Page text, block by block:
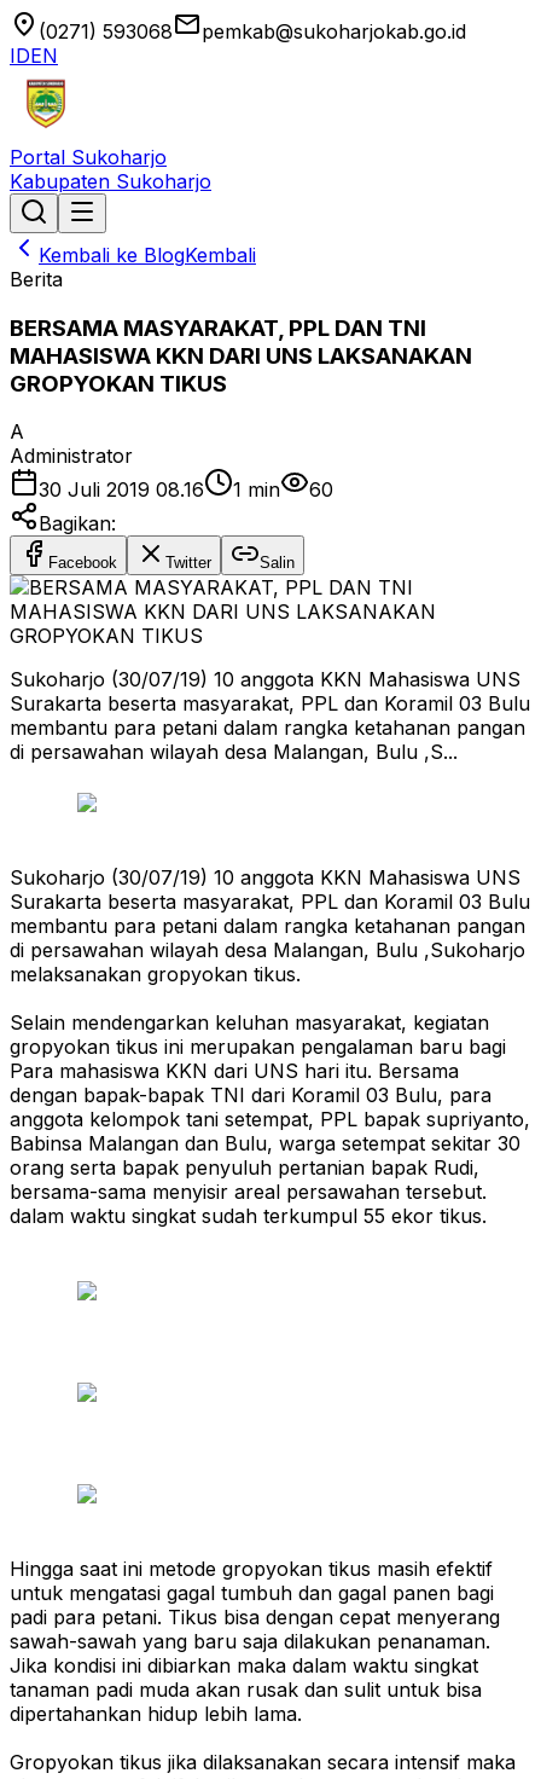
location_on (0271) 593068emailpemkab@sukoharjokab.go.id
IDEN
Portal Sukoharjo
Kabupaten Sukoharjo
Kembali ke BlogKembali
Berita
BERSAMA MASYARAKAT, PPL DAN TNI
MAHASISWA KKN DARI UNS LAKSANAKAN
GROPYOKAN TIKUS
A
Administrator
30 Juli 2019 08.16
1 min
60
Bagikan:
Facebook Twitter Salin
Sukoharjo (30/07/19) 10 anggota KKN Mahasiswa UNS
Surakarta beserta masyarakat, PPL dan Koramil 03 Bulu
membantu para petani dalam rangka ketahanan pangan
di persawahan wilayah desa Malangan, Bulu ,S...
Sukoharjo (30/07/19) 10 anggota KKN Mahasiswa UNS
Surakarta beserta masyarakat, PPL dan Koramil 03 Bulu
membantu para petani dalam rangka ketahanan pangan
di persawahan wilayah desa Malangan, Bulu ,Sukoharjo
melaksanakan gropyokan tikus.
Selain mendengarkan keluhan masyarakat, kegiatan
gropyokan tikus ini merupakan pengalaman baru bagi
Para mahasiswa KKN dari UNS hari itu. Bersama
dengan bapak-bapak TNI dari Koramil 03 Bulu, para
anggota kelompok tani setempat, PPL bapak supriyanto,
Babinsa Malangan dan Bulu, warga setempat sekitar 30
orang serta bapak penyuluh pertanian bapak Rudi,
bersama-sama menyisir areal persawahan tersebut.
dalam waktu singkat sudah terkumpul 55 ekor tikus.
Hingga saat ini metode gropyokan tikus masih efektif
untuk mengatasi gagal tumbuh dan gagal panen bagi
padi para petani. Tikus bisa dengan cepat menyerang
sawah-sawah yang baru saja dilakukan penanaman.
Jika kondisi ini dibiarkan maka dalam waktu singkat
tanaman padi muda akan rusak dan sulit untuk bisa
dipertahankan hidup lebih lama.
Gropyokan tikus jika dilaksanakan secara intensif maka